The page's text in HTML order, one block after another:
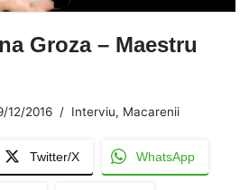
Groza – Maestru
12/2016 Interviu, Macarenii
Twitter/X WhatsApp